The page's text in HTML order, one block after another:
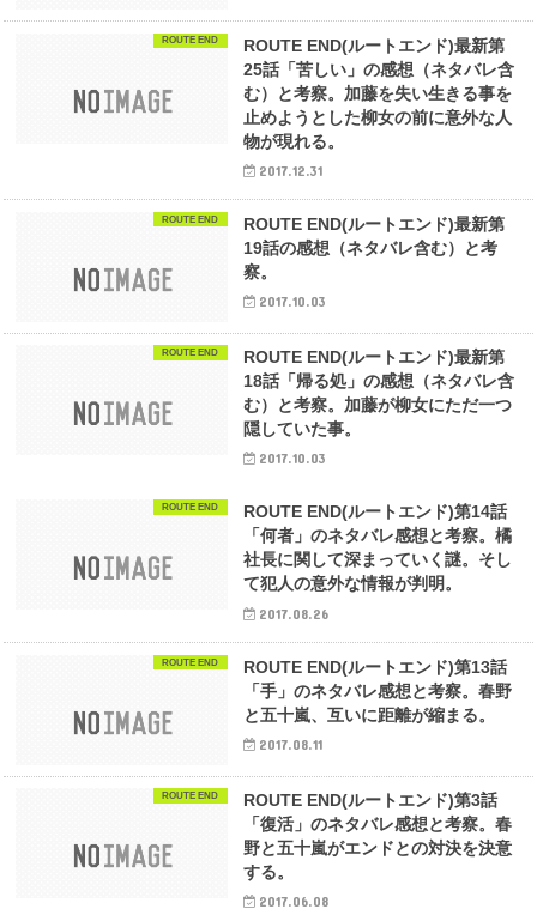
ROUTE END
ROUTE END(ルートエンド)最新第
25話「苦しい」の感想（ネタバレ含
む）と考察。加藤を失い生きる事を
止めようとした柳女の前に意外な人
物が現れる。
2017.12.31
ROUTE END
ROUTE END(ルートエンド)最新第
19話の感想（ネタバレ含む）と考
察。
2017.10.03
ROUTE END
ROUTE END(ルートエンド)最新第
18話「帰る処」の感想（ネタバレ含
む）と考察。加藤が柳女にただ一つ
隠していた事。
2017.10.03
ROUTE END
ROUTE END(ルートエンド)第14話
「何者」のネタバレ感想と考察。橘
社長に関して深まっていく謎。そし
て犯人の意外な情報が判明。
2017.08.26
ROUTE END
ROUTE END(ルートエンド)第13話
「手」のネタバレ感想と考察。春野
と五十嵐、互いに距離が縮まる。
2017.08.11
ROUTE END
ROUTE END(ルートエンド)第3話
「復活」のネタバレ感想と考察。春
野と五十嵐がエンドとの対決を決意
する。
2017.06.08